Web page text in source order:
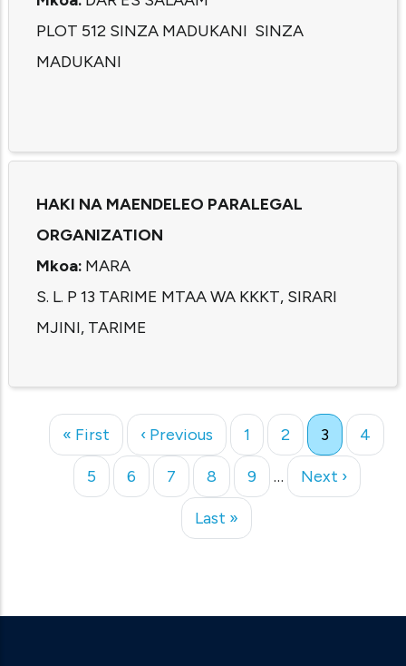
PLOT 512 SINZA MADUKANI SINZA
MADUKANI
HAKI NA MAENDELEO PARALEGAL
ORGANIZATION
Mkoa: MARA
S. L. P 13 TARIME MTAA WA KKKT, SIRARI
MJINI, TARIME
Pagination
First
page
« First
Previous
page
‹ Previous Page
1 Page
2
Current
page
3 Page
4
Page
5 Page
6 Page
7 Page
8 Page
9 …
Next
Next ›
Last
Last »